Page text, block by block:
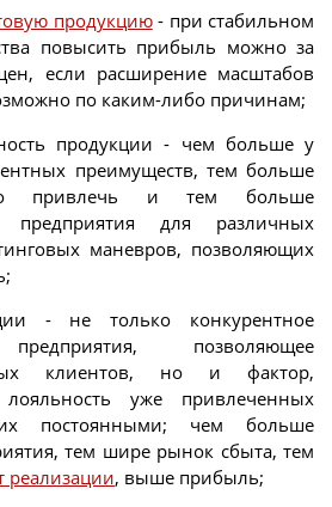
продукцию- при стабильном
повысить прибыль можно за
если расширение масштабов
по каким-либо причинам;
продукции - чем больше у
преимуществ, тем больше
привлечь и тем больше
предприятия для различных
маневров, позволяющих
- не только конкурентное
позволяющее
клиентов, но и фактор,
уже привлеченных
постоянными; чем больше
тем шире рынок сбыта, тем
реализации, выше прибыль;